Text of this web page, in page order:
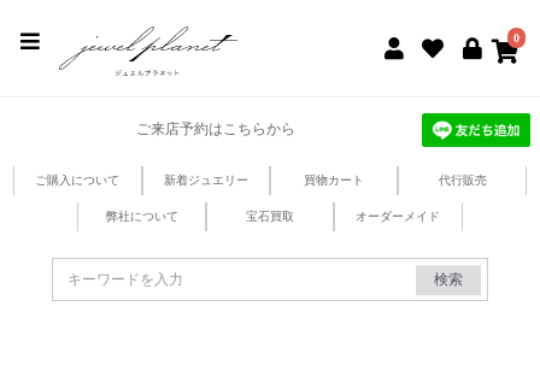
0
ご来店予約はこちらから
ご購入について 新着ジュエリー 買物カート 代行販売
弊社について 宝石買取 オーダーメイド
検索